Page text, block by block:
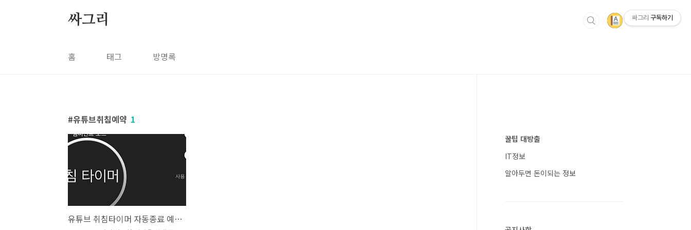
싸그리
홈 태그 방명록
유튜브취침예약 1
유튜브 취침타이머 자동종료 예약 설정하기 사라짐 안보임
꿀팁 대방출
IT정보
알아두면 돈이되는 정보
싸그리 구독하기